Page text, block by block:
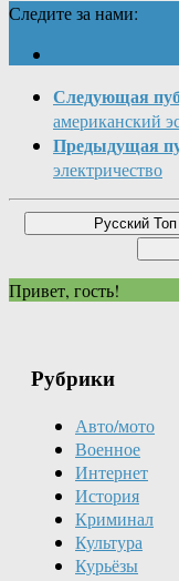
Следите за нами:
Следующая
американский
Предыдущая
электричество
Привет, гость!
Рубрики
Авто/мото
Военное
Интернет
История
Криминал
Культура
Курьёзы